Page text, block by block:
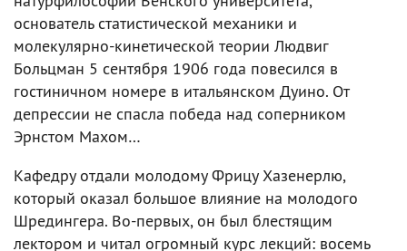
основатель статистической механики и
молекулярно-кинетической теории Людвиг
Больцман 5 сентября 1906 года повесился в
гостиничном номере в итальянском Дуино. От
депрессии не спасла победа над соперником
Эрнстом Махом…
Кафедру отдали молодому Фрицу Хазенерлю,
который оказал большое влияние на молодого
Шредингера. Во-первых, он был блестящим
лектором и читал огромный курс лекций: восемь